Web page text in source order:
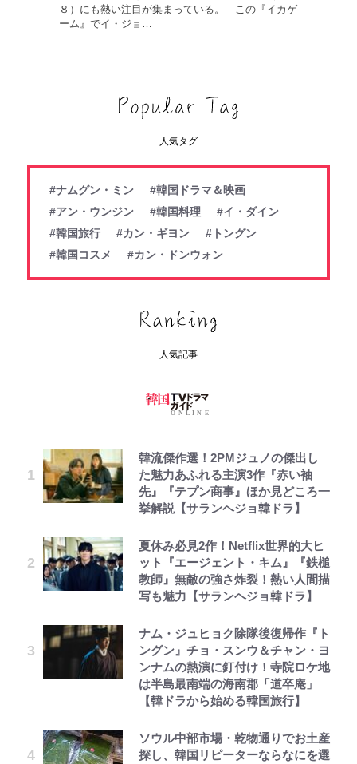
８）にも熱い注目が集まっている。 この『イカゲ
ーム』でイ・ジョ…
人気タグ
#ナムグン・ミン
#韓国ドラマ＆映画
#アン・ウンジン
#韓国料理
#イ・ダイン
#韓国旅行
#カン・ギヨン
#トングン
#韓国コスメ
#カン・ドンウォン
人気記事
韓流傑作選！2PMジュノの傑出し
た魅力あふれる主演3作『赤い袖
先』『テプン商事』ほか見どころ一
挙解説【サランヘジョ韓ドラ】
夏休み必見2作！Netflix世界的大ヒ
ット『エージェント・キム』『鉄槌
教師』無敵の強さ炸裂！熱い人間描
写も魅力【サランヘジョ韓ドラ】
ナム・ジュヒョク除隊後復帰作『ト
ングン』チョ・スンウ＆チャン・ヨ
ンナムの熱演に釘付け！寺院ロケ地
は半島最南端の海南郡「道卒庵」
【韓ドラから始める韓国旅行】
ソウル中部市場・乾物通りでお土産
探し、韓国リピーターならなにを選